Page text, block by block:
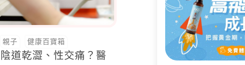
親子 健康百寶箱
陰道乾澀、性交痛？醫